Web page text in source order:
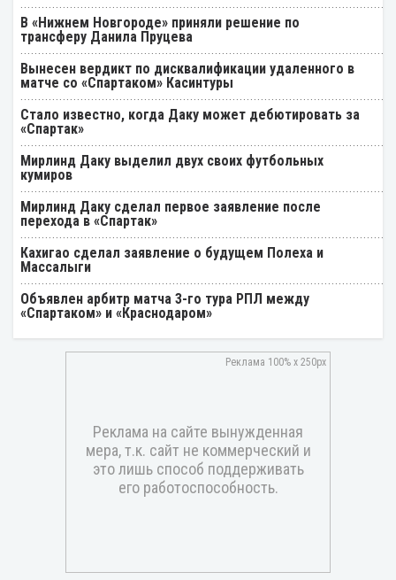
В «Нижнем Новгороде» приняли решение по
трансферу Данила Пруцева
Вынесен вердикт по дисквалификации удаленного в
матче со «Спартаком» Касинтуры
Стало известно, когда Даку может дебютировать за
«Спартак»
Мирлинд Даку выделил двух своих футбольных
кумиров
Мирлинд Даку сделал первое заявление после
перехода в «Спартак»
Кахигао сделал заявление о будущем Полеха и
Массалыги
Объявлен арбитр матча 3-го тура РПЛ между
«Спартаком» и «Краснодаром»